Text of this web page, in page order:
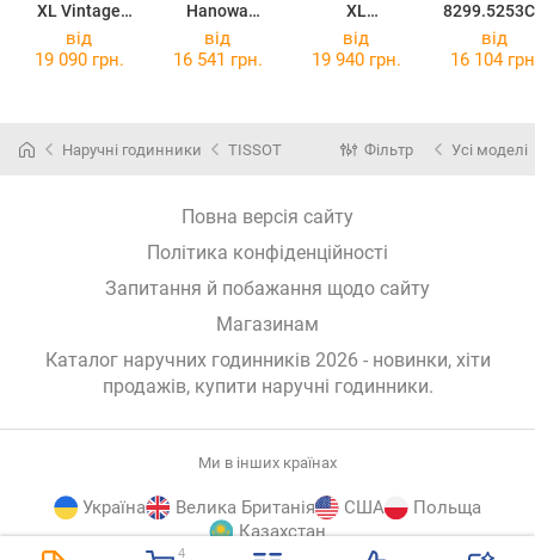
4
XL Vintage
T116.617.36.0
52.00
Hanowa
Thunderbolt
Chrono
XL
T116.617.36.0
52.03
від
19 090 грн.
від
16 541 грн.
від
19 940 грн.
від
16 104
Наручні годинники TISSOT Фільтр Усі моделі
Повна версія сайту
Політика конфіденційності
Запитання й побажання щодо сайту
Магазинам
Каталог наручних годинників 2026 - новинки, хіти
продажів, купити наручні годинники.
Ми в інших країнах
Україна Велика Британія США
Польща
Казахстан